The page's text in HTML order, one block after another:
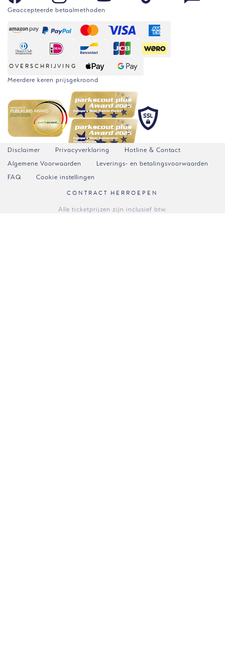
Geaccepteerde betaalmethoden
OVERSCHRIJVING
Meerdere keren prijsgekroond
Disclaimer Privacyverklaring
Hotline & Contact
Algemene Voorwaarden
Leverings- en betalingsvoorwaarden
FAQ
Cookie instellingen
CONTRACT HERROEPEN
Alle ticketprijzen zijn inclusief btw.